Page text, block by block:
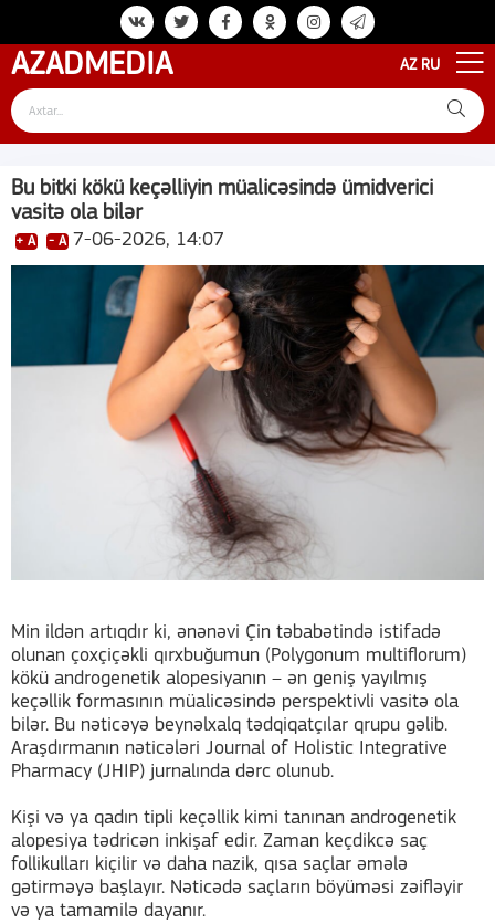
AZADMEDIA AZ RU
Bu bitki kökü keçəlliyin müalicəsində ümidverici
vasitə ola bilər
+ A - A 7-06-2026, 14:07
Min ildən artıqdır ki, ənənəvi Çin təbabətində istifadə
olunan çoxçiçəkli qırxbuğumun (Polygonum multiflorum)
kökü androgenetik alopesiyanın – ən geniş yayılmış
keçəllik formasının müalicəsində perspektivli vasitə ola
bilər. Bu nəticəyə beynəlxalq tədqiqatçılar qrupu gəlib.
Araşdırmanın nəticələri Journal of Holistic Integrative
Pharmacy (JHIP) jurnalında dərc olunub.
Kişi və ya qadın tipli keçəllik kimi tanınan androgenetik
alopesiya tədricən inkişaf edir. Zaman keçdikcə saç
follikulları kiçilir və daha nazik, qısa saçlar əmələ
gətirməyə başlayır. Nəticədə saçların böyüməsi zəifləyir
və ya tamamilə dayanır.